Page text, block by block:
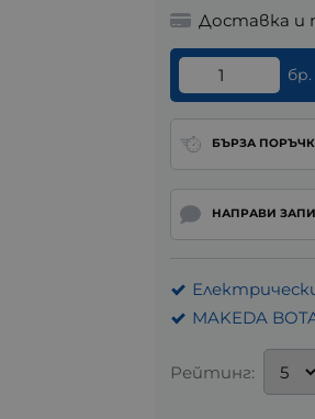
Доставка и
бр.
БЪРЗА
НАПРАВИ
MAKEDA
Рейтинг: